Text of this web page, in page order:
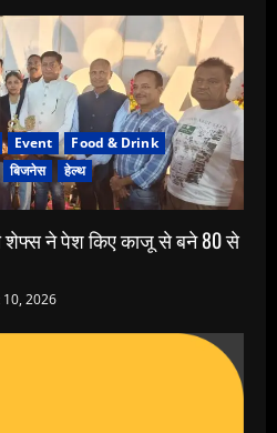
Event
Food & Drink
बिजनेस हेल्थ
शेफ्स ने पेश किए काजू से बने 80 से
2026